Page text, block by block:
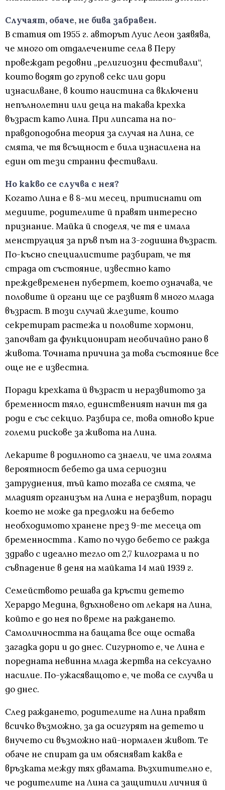
Случаят, обаче, не бива забравен.
В статия от 1955 г. авторът Луис Леон заявява,
че много от отдалечените села в Перу
провеждат редовни „религиозни фестивали“,
които водят до групов секс или дори
изнасилване, в които наистина са включени
непълнолетни или деца на такава крехка
възраст като Лина. При липсата на по-
правдоподобна теория за случая на Лина, се
смята, че тя всъщност е била изнасилена на
един от тези странни фестивали.
Но какво се случва с нея?
Когато Лина е в 8-ми месец, притиснати от
медиите, родителите й правят интересно
признание. Майка й споделя, че тя е имала
менструация за пръв път на 3-годишна възраст.
По-късно специалистите разбират, че тя
страда от състояние, известно като
преждевременен пубертет, което означава, че
половите й органи ще се развият в много млада
възраст. В този случай жлезите, които
секретират растежа и половите хормони,
започват да функционират необичайно рано в
живота. Точната причина за това състояние все
още не е известна.
Поради крехката й възраст и неразвитото за
бременност тяло, единственият начин тя да
роди е със секцио. Разбира се, това отново крие
големи рискове за живота на Лина.
Лекарите в родилното са знаели, че има голяма
вероятност бебето да има сериозни
затруднения, тъй като тогава се смята, че
младият организъм на Лина е неразвит, поради
което не може да предложи на бебето
необходимото хранене през 9-те месеца от
бременността . Като по чудо бебето се ражда
здраво с идеално тегло от 2,7 килограма и по
съвпадение в деня на майката 14 май 1939 г.
Семейството решава да кръсти детето
Херардо Медина, вдъхновено от лекаря на Лина,
който е до нея по време на раждането.
Самоличността на бащата все още остава
загадка дори и до днес. Сигурното е, че Лина е
поредната невинна млада жертва на сексуално
насилие. По-ужасяващото е, че това се случва и
до днес.
След раждането, родителите на Лина правят
всичко възможно, за да осигурят на детето и
внучето си възможно най-нормален живот. Те
обаче не спират да им обясняват каква е
връзката между тях двамата. Възхитително е,
че родителите на Лина са защитили личния й